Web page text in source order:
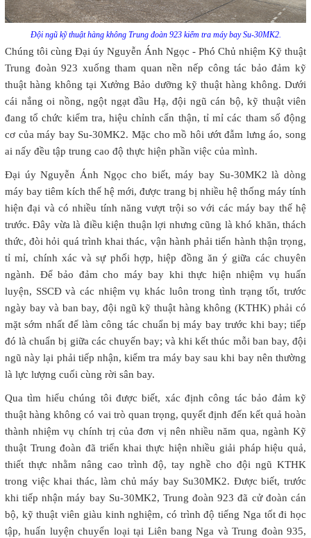
Đội ngũ kỹ thuật hàng không Trung đoàn 923 kiểm tra máy bay Su-30MK2.
Chúng tôi cùng Đại úy Nguyễn Ánh Ngọc - Phó Chủ nhiệm Kỹ thuật
Trung đoàn 923 xuống tham quan nền nếp công tác bảo đảm kỹ
thuật hàng không tại Xưởng Bảo dưỡng kỹ thuật hàng không. Dưới
cái nắng oi nồng, ngột ngạt đầu Hạ, đội ngũ cán bộ, kỹ thuật viên
đang tổ chức kiểm tra, hiệu chỉnh cẩn thận, tỉ mỉ các tham số động
cơ của máy bay Su-30MK2. Mặc cho mồ hôi ướt đẫm lưng áo, song
ai nấy đều tập trung cao độ thực hiện phần việc của mình.
Đại úy Nguyễn Ánh Ngọc cho biết, máy bay Su-30MK2 là dòng
máy bay tiêm kích thế hệ mới, được trang bị nhiều hệ thống máy tính
hiện đại và có nhiều tính năng vượt trội so với các máy bay thế hệ
trước. Đây vừa là điều kiện thuận lợi nhưng cũng là khó khăn, thách
thức, đòi hỏi quá trình khai thác, vận hành phải tiến hành thận trọng,
tỉ mỉ, chính xác và sự phối hợp, hiệp đồng ăn ý giữa các chuyên
ngành. Để bảo đảm cho máy bay khi thực hiện nhiệm vụ huấn
luyện, SSCĐ và các nhiệm vụ khác luôn trong tình trạng tốt, trước
ngày bay và ban bay, đội ngũ kỹ thuật hàng không (KTHK) phải có
mặt sớm nhất để làm công tác chuẩn bị máy bay trước khi bay; tiếp
đó là chuẩn bị giữa các chuyến bay; và khi kết thúc mỗi ban bay, đội
ngũ này lại phải tiếp nhận, kiểm tra máy bay sau khi bay nên thường
là lực lượng cuối cùng rời sân bay.
Qua tìm hiểu chúng tôi được biết, xác định công tác bảo đảm kỹ
thuật hàng không có vai trò quan trọng, quyết định đến kết quả hoàn
thành nhiệm vụ chính trị của đơn vị nên nhiều năm qua, ngành Kỹ
thuật Trung đoàn đã triển khai thực hiện nhiều giải pháp hiệu quả,
thiết thực nhằm nâng cao trình độ, tay nghề cho đội ngũ KTHK
trong việc khai thác, làm chủ máy bay Su30MK2. Được biết, trước
khi tiếp nhận máy bay Su-30MK2, Trung đoàn 923 đã cử đoàn cán
bộ, kỹ thuật viên giàu kinh nghiệm, có trình độ tiếng Nga tốt đi học
tập, huấn luyện chuyển loại tại Liên bang Nga và Trung đoàn 935,